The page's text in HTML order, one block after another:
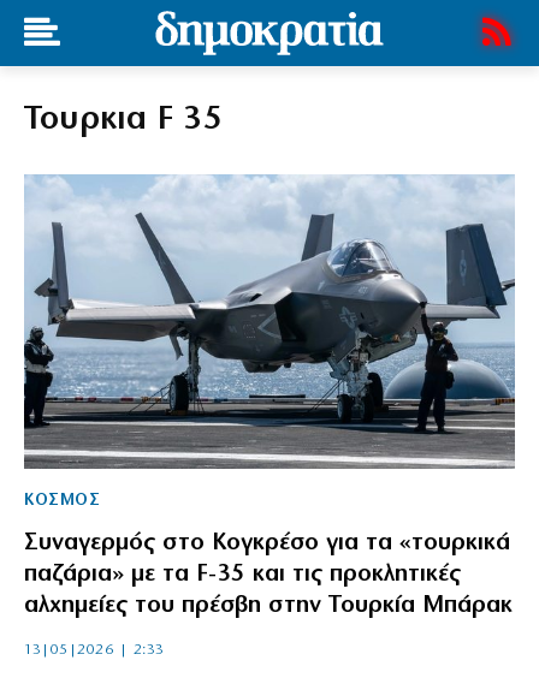
Τουρκια F 35
ΚΟΣΜΟΣ
Συναγερμός στο Κογκρέσο για τα «τουρκικά
παζάρια» με τα F-35 και τις προκλητικές
αλχημείες του πρέσβη στην Τουρκία Μπάρακ
13|05|2026 | 2:33